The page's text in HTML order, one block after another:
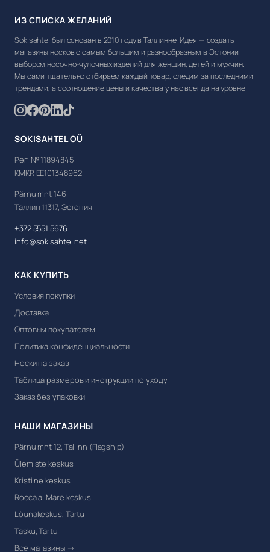
ИЗ СПИСКА ЖЕЛАНИЙ
Sokisahtel был основан в 2010 году в Таллинне. Идея — создать
магазины носков с самым большим и разнообразным в Эстонии
выбором носочно-чулочных изделий для женщин, детей и мужчин.
Мы сами тщательно отбираем каждый товар, следим за последними
трендами, а соотношение цены и качества у нас всегда на уровне.
SOKISAHTEL OÜ
Рег. № 11894845
KMKR EE101348962
Pärnu mnt 146
Таллин 11317, Эстония
+372 5551 5676
info@sokisahtel.net
КАК КУПИТЬ
Условия покупки
Доставка
Оптовым покупателям
Политика конфиденциальности
Носки на заказ
Таблица размеров и инструкции по уходу
Заказ без упаковки
НАШИ МАГАЗИНЫ
Pärnu mnt 12, Tallinn (Flagship)
Ülemiste keskus
Kristiine keskus
Rocca al Mare keskus
Lõunakeskus, Tartu
Tasku, Tartu
Все магазины →